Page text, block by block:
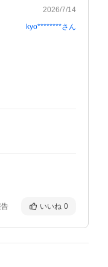
2026/7/14
kyo********さん
いいね 0